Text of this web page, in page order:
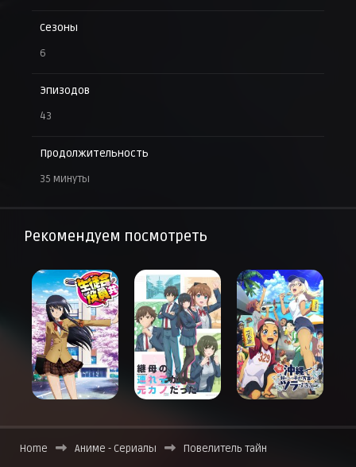
Сезоны
6
Эпизодов
43
Продолжительность
35 минуты
Рекомендуем посмотреть
Home Аниме - Сериалы Повелитель тайн